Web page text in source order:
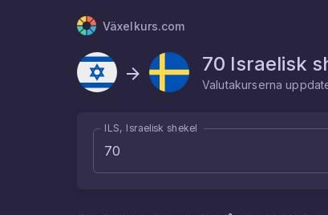
Växelkurs.com
70 Israelisk
Valutakurserna
ILS, Israelisk shekel